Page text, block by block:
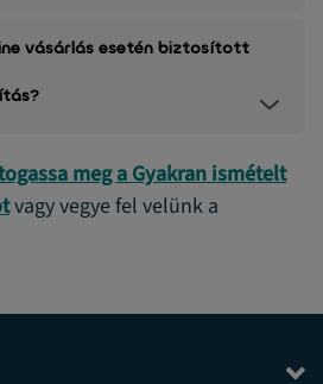
vásárlás esetén biztosított
meg a Gyakran ismételt
vagy vegye fel velünk a